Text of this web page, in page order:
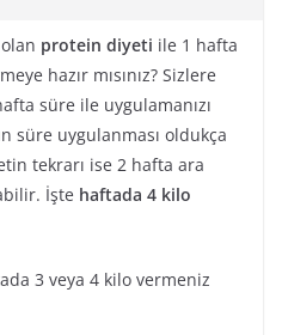
protein diyeti ile 1 hafta
hazır mısınız? Sizlere
süre ile uygulamanızı
süre uygulanması oldukça
tekrarı ise 2 hafta ara
İşte haftada 4 kilo
3 veya 4 kilo vermeniz